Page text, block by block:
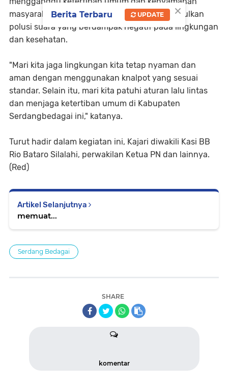
masyarakat sekitar, tetapi juga dapat menimbulkan
polusi suara yang berdampak negatif pada lingkungan
dan kesehatan.
"Mari kita jaga lingkungan kita tetap nyaman dan
aman dengan menggunakan knalpot yang sesuai
standar. Selain itu, mari kita patuhi aturan lalu lintas
dan menjaga ketertiban umum di Kabupaten
Serdangbedagai ini," katanya.
Turut hadir dalam kegiatan ini, Kajari diwakili Kasi BB
Rio Bataro Silalahi, perwakilan Ketua PN dan lainnya.
(Red)
Artikel Selanjutnya
memuat...
Serdang Bedagai
SHARE
komentar
×
Berita Terbaru UPDATE